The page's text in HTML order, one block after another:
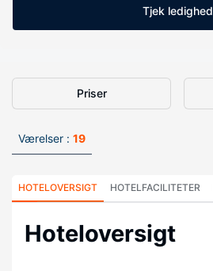
Tjek ledighed
Priser
Værelser : 19
HOTELOVERSIGT HOTELFACILITETER
Hoteloversigt